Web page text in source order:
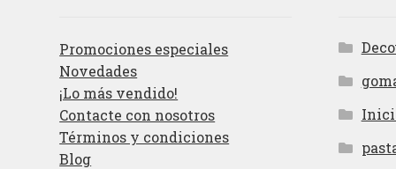
Promociones especiales
Novedades
¡Lo más vendido!
Contacte con nosotros
Términos y condiciones
Blog